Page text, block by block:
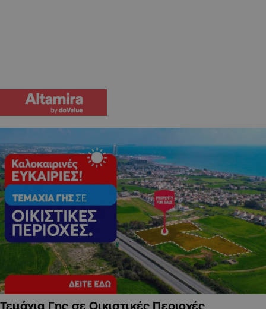
Τεμάχια Γης σε Οικιστικές Περιοχές